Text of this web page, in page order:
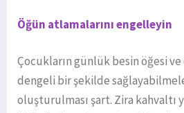
Öğün atlamalarını engelleyin
Çocukların günlük besin öğesi ve
dengeli bir şekilde
oluşturulması şart. Zira kahvaltı